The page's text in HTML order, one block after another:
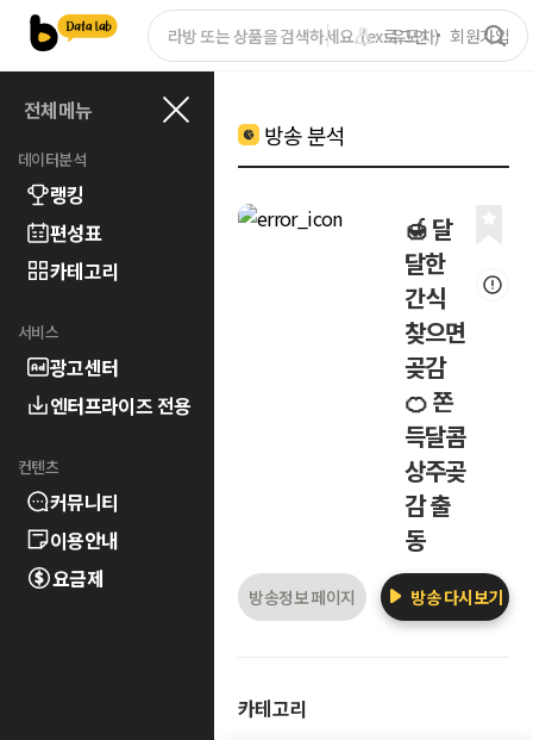
로그인 회원가입
전체메뉴
데이터분석
랭킹
편성표
카테고리
서비스
광고센터
엔터프라이즈 전용
컨텐츠
커뮤니티
이용안내
요금제
방송 분석
🍯 달
달한
간식
찾으면
곶감
🍊 쫀
득달콤
상주곶
감 출
동
방송정보 페이지 방송 다시보기
카테고리